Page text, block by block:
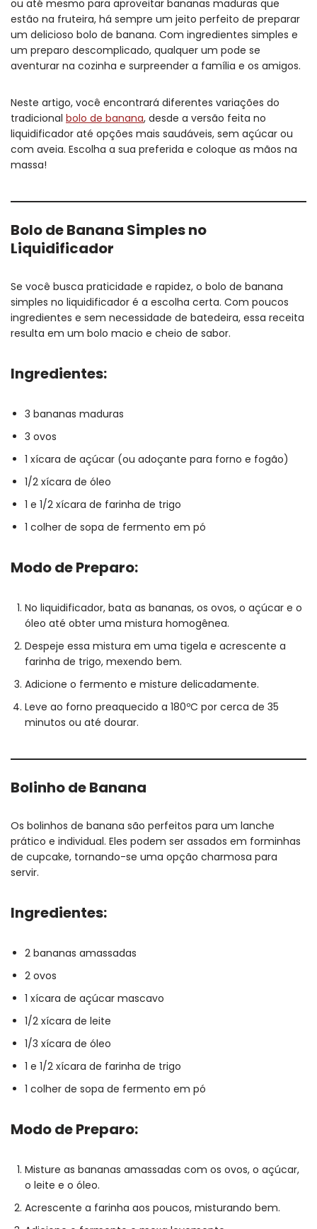
ou até mesmo para aproveitar bananas maduras que
estão na fruteira, há sempre um jeito perfeito de preparar
um delicioso bolo de banana. Com ingredientes simples e
um preparo descomplicado, qualquer um pode se
aventurar na cozinha e surpreender a família e os amigos.
Neste artigo, você encontrará diferentes variações do
tradicional bolo de banana, desde a versão feita no
liquidificador até opções mais saudáveis, sem açúcar ou
com aveia. Escolha a sua preferida e coloque as mãos na
massa!
Bolo de Banana Simples no
Liquidificador
Se você busca praticidade e rapidez, o bolo de banana
simples no liquidificador é a escolha certa. Com poucos
ingredientes e sem necessidade de batedeira, essa receita
resulta em um bolo macio e cheio de sabor.
Ingredientes:
3 bananas maduras
3 ovos
1 xícara de açúcar (ou adoçante para forno e fogão)
1/2 xícara de óleo
1 e 1/2 xícara de farinha de trigo
1 colher de sopa de fermento em pó
Modo de Preparo:
No liquidificador, bata as bananas, os ovos, o açúcar e o
óleo até obter uma mistura homogênea.
Despeje essa mistura em uma tigela e acrescente a
farinha de trigo, mexendo bem.
Adicione o fermento e misture delicadamente.
Leve ao forno preaquecido a 180ºC por cerca de 35
minutos ou até dourar.
Bolinho de Banana
Os bolinhos de banana são perfeitos para um lanche
prático e individual. Eles podem ser assados em forminhas
de cupcake, tornando-se uma opção charmosa para
servir.
Ingredientes:
2 bananas amassadas
2 ovos
1 xícara de açúcar mascavo
1/2 xícara de leite
1/3 xícara de óleo
1 e 1/2 xícara de farinha de trigo
1 colher de sopa de fermento em pó
Modo de Preparo:
Misture as bananas amassadas com os ovos, o açúcar,
o leite e o óleo.
Acrescente a farinha aos poucos, misturando bem.